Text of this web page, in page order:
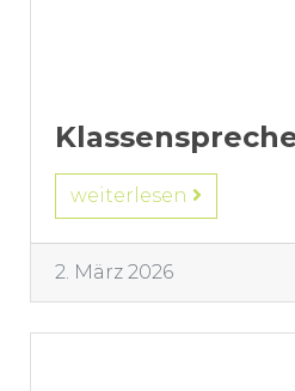
weiterlesen
2. März 2026